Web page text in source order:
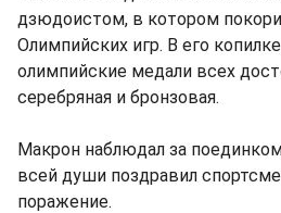
дзюдоистом, в котором
Олимпийских игр. В его
олимпийские медали всех
серебряная и бронзовая.
Макрон наблюдал за
всей души поздравил
поражение.